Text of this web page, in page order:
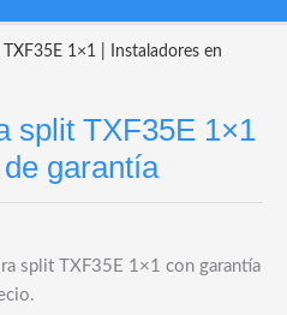
1×1 | Instaladores en
split TXF35E 1×1
garantía
split TXF35E 1×1 con garantía